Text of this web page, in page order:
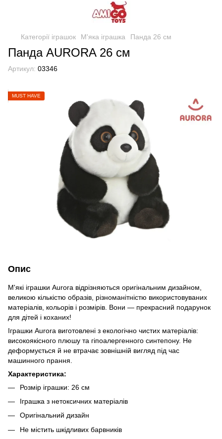
Категорії іграшок М'яка іграшка Панда 26 см
Панда AURORA 26 см
Артикул: 03346
MUST HAVE
Опис
М'які іграшки Aurora відрізняються оригінальним дизайном,
великою кількістю образів, різноманітністю використовуваних
матеріалів, кольорів і розмірів. Вони — прекрасний подарунок
для дітей і коханих!
Іграшки Aurora виготовлені з екологічно чистих матеріалів:
високоякісного плюшу та гіпоалергенного синтепону. Не
деформується й не втрачає зовнішній вигляд під час
машинного прання.
Характеристика:
Розмір іграшки: 26 см
Іграшка з нетоксичних матеріалів
Оригінальний дизайн
Не містить шкідливих барвників